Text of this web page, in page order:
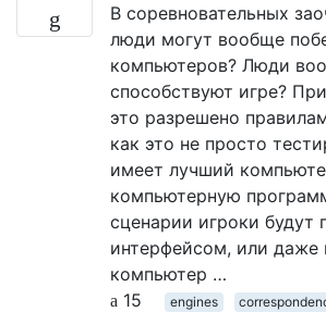
В соревновательных
люди могут вообще
компьютеров? Люди
способствуют игре?
это разрешено
как это не просто
имеет лучший
компьютерную
сценарии игроки будут
интерфейсом, или даже
компьютер …
15
engines